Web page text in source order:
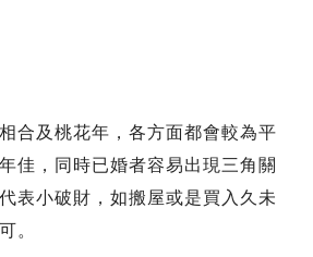
合及桃花年，各方面都會較為平
佳，同時已婚者容易出現三角關
表小破財，如搬屋或是買入久未
。